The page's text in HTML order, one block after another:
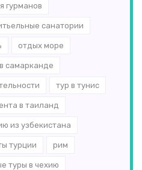
гурманов
санатории
отдых море
самарканде
тур в тунис
в таиланд
из узбекистана
турции рим
туры в чехию